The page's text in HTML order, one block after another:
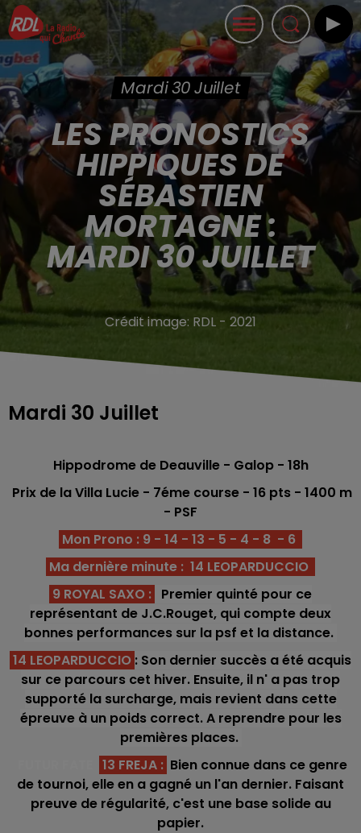
Mardi 30 Juillet
LES PRONOSTICS
HIPPIQUES DE
SÉBASTIEN
MORTAGNE :
MARDI 30 JUILLET
Crédit image: RDL - 2021
Mardi 30 Juillet
Hippodrome de Deauville - Galop - 18h
Prix de la Villa Lucie - 7éme course - 16 pts - 1400 m
- PSF
Mon Prono : 9 - 14 - 13 - 5 - 4 - 8 - 6
Ma dernière minute : 14 LEOPARDUCCIO
9 ROYAL SAXO : Premier quinté pour ce
représentant de J.C.Rouget, qui compte deux
bonnes performances sur la psf et la distance.
14 LEOPARDUCCIO : Son dernier succès a été acquis
sur ce parcours cet hiver. Ensuite, il n' a pas trop
supporté la surcharge, mais revient dans cette
épreuve à un poids correct. A reprendre pour les
premières places.
13 FREJA : Bien connue dans ce genre
de tournoi, elle en a gagné un l'an dernier. Faisant
preuve de régularité, c'est une base solide au
papier.